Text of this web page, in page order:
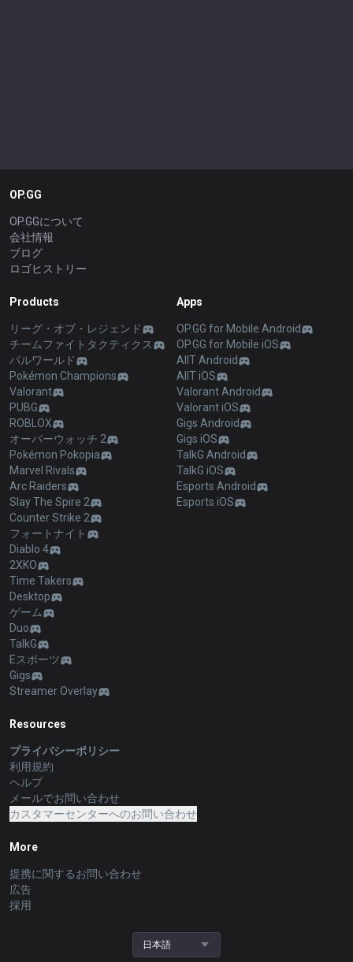
OP.GG
OP.GGについて
会社情報
ブログ
ロゴヒストリー
Products
リーグ・オブ・レジェンド
チームファイトタクティクス
パルワールド
Pokémon Champions
Valorant
PUBG
ROBLOX
オーバーウォッチ 2
Pokémon Pokopia
Marvel Rivals
Arc Raiders
Slay The Spire 2
Counter Strike 2
フォートナイト
Diablo 4
2XKO
Time Takers
Desktop
ゲーム
Duo
TalkG
Eスポーツ
Gigs
Streamer Overlay
Apps
OP.GG for Mobile Android
OP.GG for Mobile iOS
AllT Android
AllT iOS
Valorant Android
Valorant iOS
Gigs Android
Gigs iOS
TalkG Android
TalkG iOS
Esports Android
Esports iOS
Resources
プライバシーポリシー
利用規約
ヘルプ
メールでお問い合わせ
カスタマーセンターへのお問い合わせ
More
提携に関するお問い合わせ
広告
採用
日本語